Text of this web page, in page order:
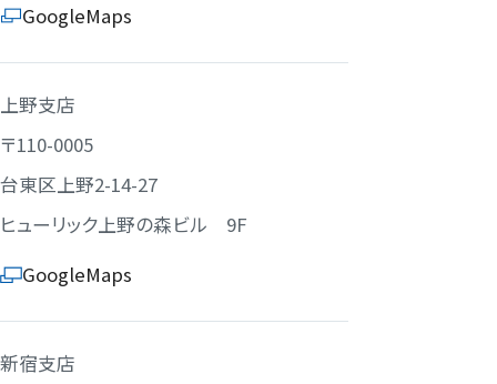
GoogleMaps
上野支店
〒110-0005
台東区上野2-14-27
ヒューリック上野の森ビル 9F
GoogleMaps
新宿支店